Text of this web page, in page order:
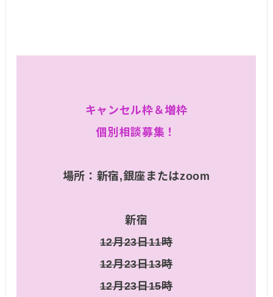
キャンセル枠＆増枠
個別相談募集 ！
場所：新宿,銀座またはzoom
新宿
12月23日11時
12月23日13時
12月23日15時